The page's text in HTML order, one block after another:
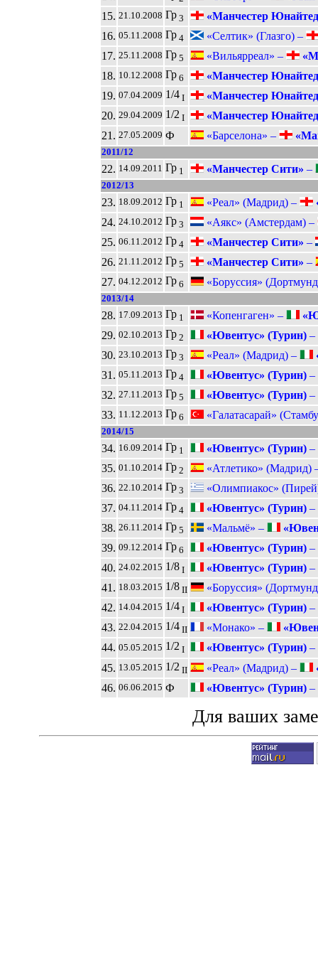
15. 21.10.2008 Гр 3
«Манчестер
16. 05.11.2008 Гр 4
«Селтик» (Глазго) –
17. 25.11.2008 Гр 5 «Вильярреал» –
18. 10.12.2008 Гр 6
«Манчестер
19. 07.04.2009 1/4 I
«Манчестер
20. 29.04.2009 1/2 I
«Манчестер
21. 27.05.2009 Ф «Барселона» –
2011/12
22. 14.09.2011 Гр 1 «Манчестер Сити» –
2012/13
23. 18.09.2012 Гр 1 «Реал» (Мадрид) –
24. 24.10.2012 Гр 3
«Аякс» (Амстердам) –
25. 06.11.2012 Гр 4 «Манчестер Сити» –
26. 21.11.2012 Гр 5 «Манчестер Сити» –
27. 04.12.2012 Гр 6 «Боруссия»
2013/14
28. 17.09.2013 Гр 1 «Копенгаген» –
29. 02.10.2013 Гр 2 «Ювентус» (Турин) –
30. 23.10.2013 Гр 3 «Реал» (Мадрид) –
31. 05.11.2013 Гр 4 «Ювентус» (Турин) –
32. 27.11.2013 Гр 5 «Ювентус» (Турин) –
33. 11.12.2013 Гр 6 «Галатасарай»
2014/15
34. 16.09.2014 Гр 1 «Ювентус» (Турин) –
35. 01.10.2014 Гр 2
«Атлетико» (Мадрид)
36. 22.10.2014 Гр 3
«Олимпиакос»
37. 04.11.2014 Гр 4 «Ювентус» (Турин) –
38. 26.11.2014 Гр 5 «Мальмё» –
39. 09.12.2014 Гр 6 «Ювентус» (Турин) –
40. 24.02.2015 1/8 I «Ювентус» (Турин) –
41. 18.03.2015 1/8 II
«Боруссия»
42. 14.04.2015 1/4 I «Ювентус» (Турин) –
43. 22.04.2015 1/4 II «Монако» –
44. 05.05.2015 1/2 I «Ювентус» (Турин) –
45. 13.05.2015 1/2 II «Реал» (Мадрид) –
46. 06.06.2015 Ф «Ювентус» (Турин) –
Для ваших